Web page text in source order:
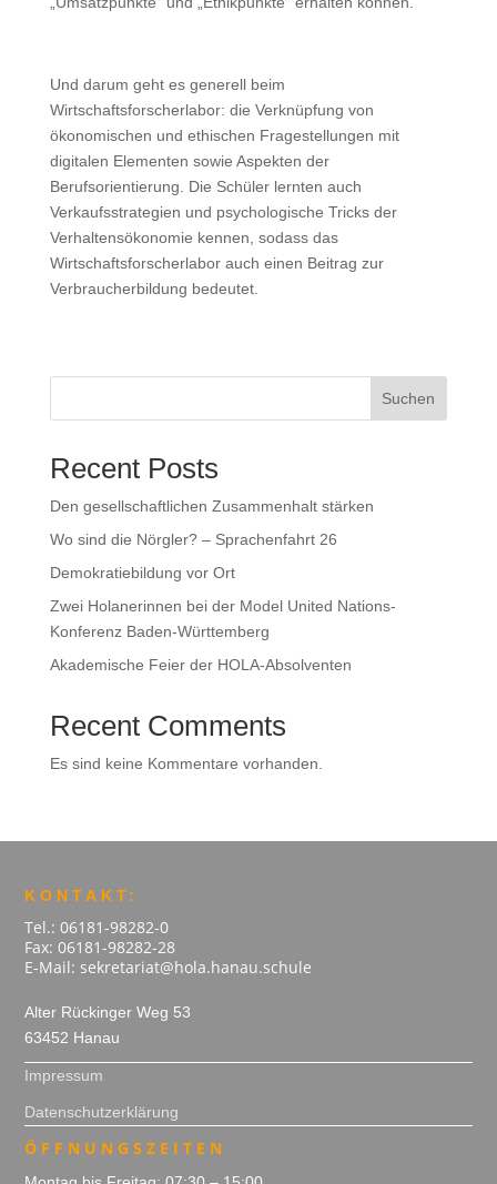
Und darum geht es generell beim
Wirtschaftsforscherlabor: die Verknüpfung von
ökonomischen und ethischen Fragestellungen mit
digitalen Elementen sowie Aspekten der
Berufsorientierung. Die Schüler lernten auch
Verkaufsstrategien und psychologische Tricks der
Verhaltensökonomie kennen, sodass das
Wirtschaftsforscherlabor auch einen Beitrag zur
Verbraucherbildung bedeutet.
Suchen
Recent Posts
Den gesellschaftlichen Zusammenhalt stärken
Wo sind die Nörgler? – Sprachenfahrt 26
Demokratiebildung vor Ort
Zwei Holanerinnen bei der Model United Nations-
Konferenz Baden-Württemberg
Akademische Feier der HOLA-Absolventen
Recent Comments
Es sind keine Kommentare vorhanden.
KONTAKT:
Tel.: 06181-98282-0
Fax: 06181-98282-28
E-Mail: sekretariat@hola.hanau.schule
Alter Rückinger Weg 53
63452 Hanau
Impressum
Datenschutzerklärung
ÖFFNUNGSZEITEN